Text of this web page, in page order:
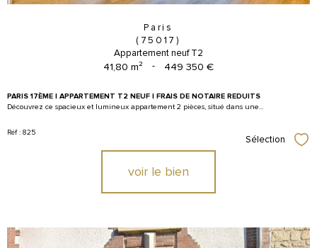
Paris
(75017)
Appartement neuf T2
41,80 m² - 449 350 €
PARIS 17ÈME | APPARTEMENT T2 NEUF | FRAIS DE NOTAIRE REDUITS
Découvrez ce spacieux et lumineux appartement 2 pièces, situé dans une...
Réf : 825
Sélection
voir le bien